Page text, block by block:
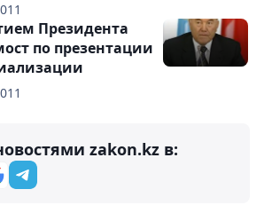
Президента
по презентации
zakon.kz в: